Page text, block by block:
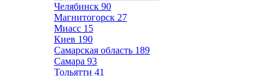
Челябинск 90
Магнитогорск 27
Миасс 15
Киев 190
Самарская область 189
Самара 93
Тольятти 41